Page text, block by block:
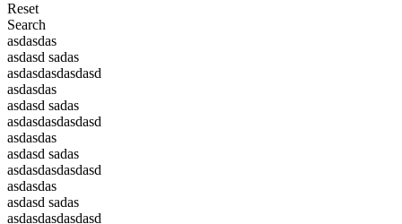
Reset
Search
asdasdas
asdasd sadas
asdasdasdasdasd
asdasdas
asdasd sadas
asdasdasdasdasd
asdasdas
asdasd sadas
asdasdasdasdasd
asdasdas
asdasd sadas
asdasdasdasdasd